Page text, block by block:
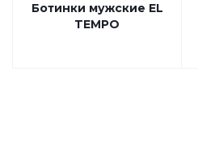
Ботинки мужские EL
TEMPO